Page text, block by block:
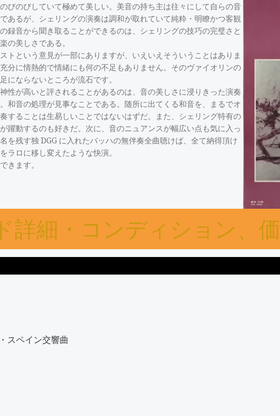
びのびしていて極めて美しい。美音の持ち主は往々にして自らの音
あるが、シェリングの演奏は調和が取れていて純粋・明瞭かつ客観
録音から聞き取ることができるのは、シェリングの技巧の完璧さと
の美しさである。
トという意見が一部にありますが、いえいえそういうことはありま
分に情熱的で情緒にも何の不足もありません。そのヴァイオリンの
にならないところが流石です。
性が高いと評されることがあるのは、音の美しさに浸りきった演奏
和音の処理が見事なことである。随所に出てくる和音を、まるでオ
することは生易しいことではないはずだ。また、シェリング特有の
躍動するのも好きだ。次に、音のニュアンスが幅広い点も気に入っ
を残す独 DGG に入れたバッハの無伴奏全曲聴けば、全て納得頂け
ラロに移し変えたような快演。
きます。
詳細・コンディション、
スペイン交響曲